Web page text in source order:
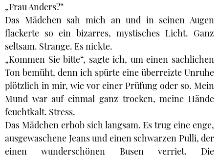
„Frau Anders?“
Das Mädchen sah mich an und in seinen Augen
flackerte so ein bizarres, mystisches Licht. Ganz
seltsam. Strange. Es nickte.
„Kommen Sie bitte“, sagte ich, um einen sachlichen
Ton bemüht, denn ich spürte eine überreizte Unruhe
plötzlich in mir, wie vor einer Prüfung oder so. Mein
Mund war auf einmal ganz trocken, meine Hände
feuchtkalt. Stress.
Das Mädchen erhob sich langsam. Es trug eine enge,
ausgewaschene Jeans und einen schwarzen Pulli, der
einen wunderschönen Busen verriet. Die